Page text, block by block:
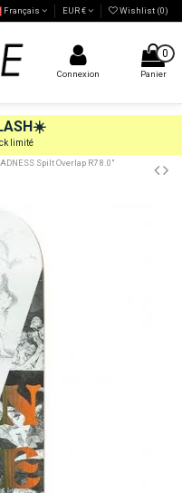
Français EUR € Wishlist (0)
Connexion
0
Panier
☀️
limité
Spilt Overlap R7 8.0"